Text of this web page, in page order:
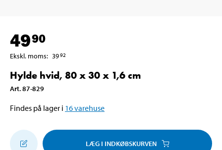
4990
Ekskl. moms: 3992
Hylde hvid, 80 x 30 x 1,6 cm
Art.87-829
Findes på lager i 16varehuse
LÆG I INDKØBSKURVEN